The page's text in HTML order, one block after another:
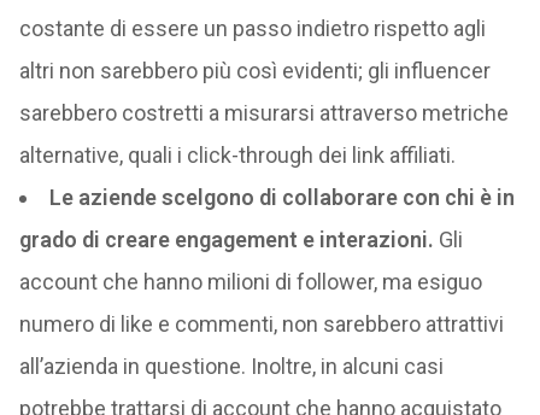
costante di essere un passo indietro rispetto agli
altri non sarebbero più così evidenti; gli influencer
sarebbero costretti a misurarsi attraverso metriche
alternative, quali i click-through dei link affiliati.
Le aziende scelgono di collaborare con chi è in
grado di creare engagement e interazioni. Gli
account che hanno milioni di follower, ma esiguo
numero di like e commenti, non sarebbero attrattivi
all’azienda in questione. Inoltre, in alcuni casi
potrebbe trattarsi di account che hanno acquistato